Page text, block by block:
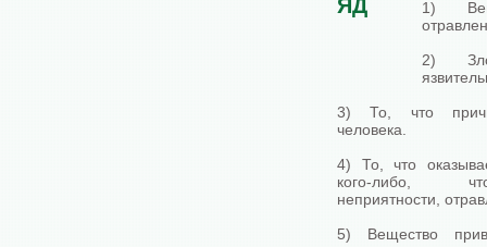
ЯД
1)
2)
3) То, что
человека.
4) То, что
кого-либо,
неприятности,
5) Вещество